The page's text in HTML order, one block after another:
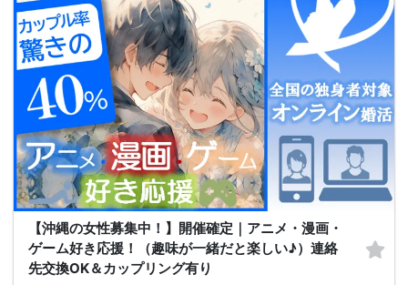
【沖縄の女性募集中！】開催確定｜アニメ・漫画・
ゲーム好き応援！（趣味が一緒だと楽しい♪）連絡
先交換OK＆カップリング有り